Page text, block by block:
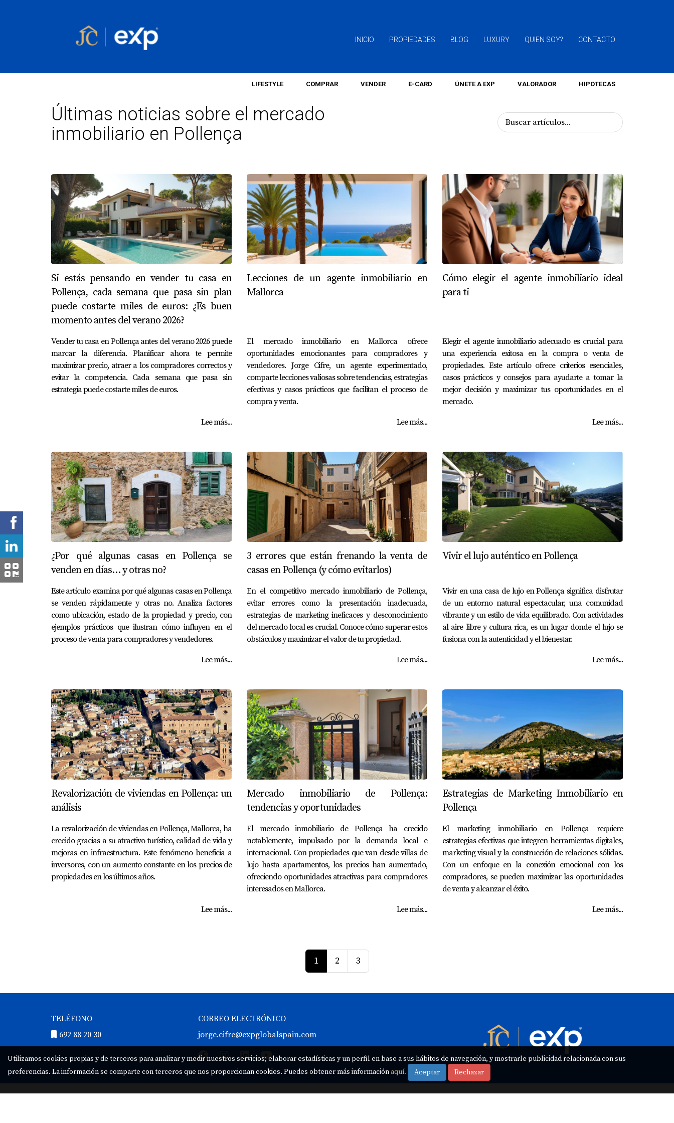
INICIO PROPIEDADES BLOG LUXURY QUIEN SOY? CONTACTO
LIFESTYLE COMPRAR VENDER E-CARD ÚNETE A EXP VALORADOR HIPOTECAS
Últimas noticias sobre el mercado
inmobiliario en Pollença
Si estás pensando en vender tu casa en
Pollença, cada semana que pasa sin plan
puede costarte miles de euros: ¿Es buen
momento antes del verano 2026?
Vender tu casa en Pollença antes del verano 2026 puede
marcar la diferencia. Planificar ahora te permite
maximizar precio, atraer a los compradores correctos y
evitar la competencia. Cada semana que pasa sin
estrategia puede costarte miles de euros.
Lee más...
Lecciones de un agente inmobiliario en
Mallorca
El mercado inmobiliario en Mallorca ofrece
oportunidades emocionantes para compradores y
vendedores. Jorge Cifre, un agente experimentado,
comparte lecciones valiosas sobre tendencias, estrategias
efectivas y casos prácticos que facilitan el proceso de
compra y venta.
Lee más...
Cómo elegir el agente inmobiliario ideal
para ti
Elegir el agente inmobiliario adecuado es crucial para
una experiencia exitosa en la compra o venta de
propiedades. Este artículo ofrece criterios esenciales,
casos prácticos y consejos para ayudarte a tomar la
mejor decisión y maximizar tus oportunidades en el
mercado.
Lee más...
¿Por qué algunas casas en Pollença se
venden en días… y otras no?
Este artículo examina por qué algunas casas en Pollença
se venden rápidamente y otras no. Analiza factores
como ubicación, estado de la propiedad y precio, con
ejemplos prácticos que ilustran cómo influyen en el
proceso de venta para compradores y vendedores.
Lee más...
3 errores que están frenando la venta de
casas en Pollença (y cómo evitarlos)
En el competitivo mercado inmobiliario de Pollença,
evitar errores como la presentación inadecuada,
estrategias de marketing ineficaces y desconocimiento
del mercado local es crucial. Conoce cómo superar estos
obstáculos y maximizar el valor de tu propiedad.
Lee más...
Vivir el lujo auténtico en Pollença
Vivir en una casa de lujo en Pollença significa disfrutar
de un entorno natural espectacular, una comunidad
vibrante y un estilo de vida equilibrado. Con actividades
al aire libre y cultura rica, es un lugar donde el lujo se
fusiona con la autenticidad y el bienestar.
Lee más...
Revalorización de viviendas en Pollença: un
análisis
La revalorización de viviendas en Pollença, Mallorca, ha
crecido gracias a su atractivo turístico, calidad de vida y
mejoras en infraestructura. Este fenómeno beneficia a
inversores, con un aumento constante en los precios de
propiedades en los últimos años.
Lee más...
Mercado inmobiliario de Pollença:
tendencias y oportunidades
El mercado inmobiliario de Pollença ha crecido
notablemente, impulsado por la demanda local e
internacional. Con propiedades que van desde villas de
lujo hasta apartamentos, los precios han aumentado,
ofreciendo oportunidades atractivas para compradores
interesados en Mallorca.
Lee más...
Estrategias de Marketing Inmobiliario en
Pollença
El marketing inmobiliario en Pollença requiere
estrategias efectivas que integren herramientas digitales,
marketing visual y la construcción de relaciones sólidas.
Con un enfoque en la conexión emocional con los
compradores, se pueden maximizar las oportunidades
de venta y alcanzar el éxito.
Lee más...
1 2 3
TELÉFONO
692 88 20 30
CORREO ELECTRÓNICO
jorge.cifre@expglobalspain.com
Utilizamos cookies propias y de terceros para analizar y medir nuestros servicios; elaborar estadísticas y un perfil en base a sus hábitos de navegación, y mostrarle publicidad relacionada con sus
preferencias. La información se comparte con terceros que nos proporcionan cookies. Puedes obtener más informaciónaquí. Aceptar Rechazar